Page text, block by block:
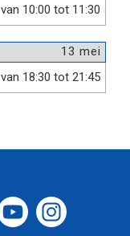
van 10:00 tot 11:30
13 mei
van 18:30 tot 21:45